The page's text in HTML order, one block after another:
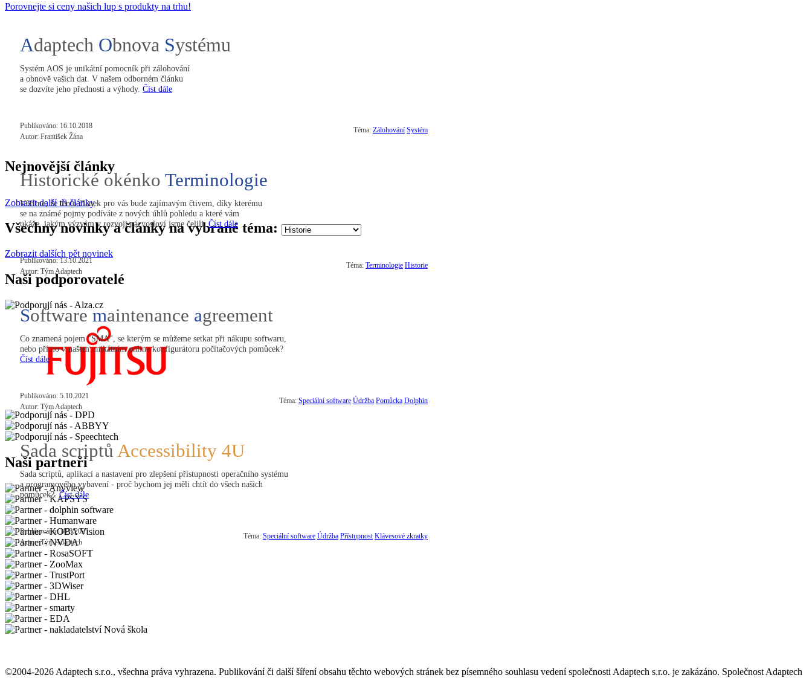
Porovnejte si ceny našich lup s produkty na trhu!
Adaptech Obnova Systému
Systém AOS je unikátní pomocník při zálohování
a obnově vašich dat. V našem odborném článku
se dozvíte jeho přednosti a výhody. Číst dále
Publikováno: 16.10.2018
Autor: František Žána
Téma: Zálohování Systém
Historické okénko Terminologie
Věříme, že tento článek pro vás bude zajímavým čtivem, díky kterému
se na známé pojmy podíváte z nových úhlů pohledu a které vám
ukáže, jakým výzvám v rozvoji názvosloví jsme čelili. Číst dále
Publikováno: 13.10.2021
Autor: Tým Adaptech
Téma: Terminologie Historie
Softwaremaintenance agreement
Co znamená pojem "SMA", se kterým se můžeme setkat při nákupu softwaru,
nebo přímo v našem unikátním online konfigurátoru počítačových pomůcek?
Číst dále
Publikováno: 5.10.2021
Autor: Tým Adaptech
Téma: Speciální software Údržba Pomůcka Dolphin
Sada scriptů Accessibility 4U
Sada scriptů, aplikací a nastavení pro zlepšení přístupnosti operačního systému
a programového vybavení - proč bychom jej měli chtít do všech našich
pomůcek?.Číst dále
Publikováno: 18.8.2021
Autor: Tým Adaptech
Téma: Speciální software Údržba Přístupnost Klávesové zkratky
Nejnovější články
Zobrazit další tři články
Všechny novinky a články na vybrané téma:
Zobrazit dalších pět novinek
Naši podporovatelé
Naši partneři
©2004-2026 Adaptech s.r.o., všechna práva vyhrazena. Publikování či další šíření obsahu těchto webových stránek bez písemného souhlasu vedení společnosti Adaptech s.r.o. je zakázáno. Společnost Adaptech